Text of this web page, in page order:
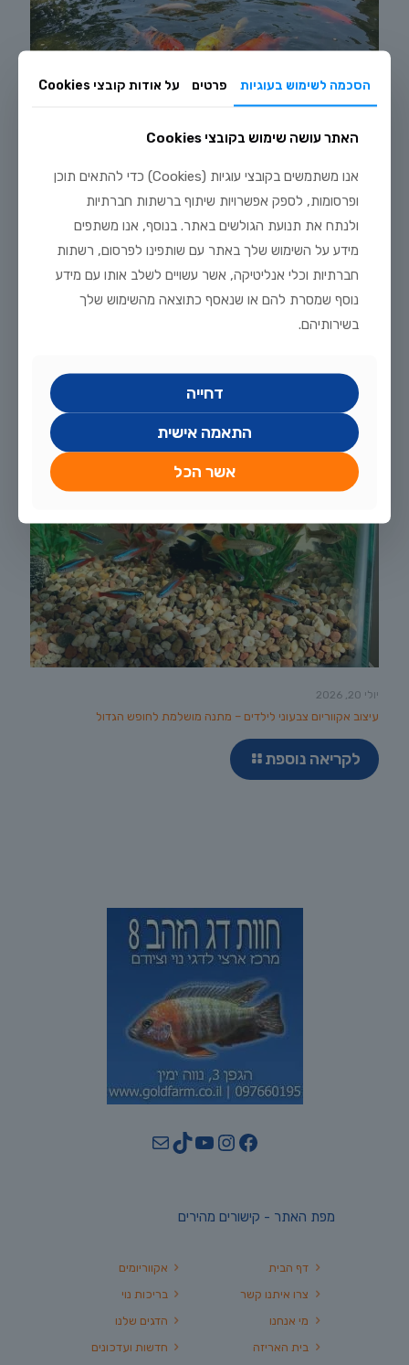
מדריך טיפוח דגי זהב וקוי בבריכת נוי: תנאים, תזונה ומניעת מחלות
לקריאה נוספת
יולי 20, 2026
עיצוב אקווריום צבעוני לילדים – מתנה מושלמת לחופש הגדול
לקריאה נוספת
Facebook
Instagram
YouTube
TikTok
Mail
מפת האתר - קישורים מהירים
אקווריומים
בריכות נוי
הדגים שלנו
חדשות ועדכונים
דף הבית
צרו איתנו קשר
מי אנחנו
בית האריזה
הסכמה לשימוש בעוגיות פרטים על אודות קובצי Cookies
האתר עושה שימוש בקובצי Cookies
אנו משתמשים בקובצי עוגיות (Cookies) כדי להתאים תוכן
ופרסומות, לספק אפשרויות שיתוף ברשתות חברתיות
ולנתח את תנועת הגולשים באתר. בנוסף, אנו משתפים
מידע על השימוש שלך באתר עם שותפינו לפרסום, רשתות
חברתיות וכלי אנליטיקה, אשר עשויים לשלב אותו עם מידע
נוסף שמסרת להם או שנאסף כתוצאה מהשימוש שלך
בשירותיהם.
דחייה
התאמה אישית
אשר הכל